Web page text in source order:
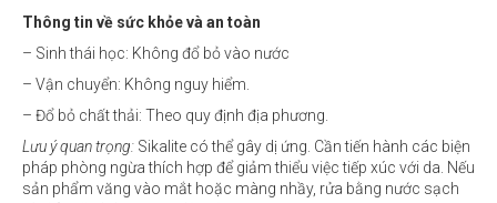
Thông tin về sức khỏe và an toàn
– Sinh thái học: Không đổ bỏ vào nước
– Vận chuyển: Không nguy hiểm.
– Đổ bỏ chất thải: Theo quy định địa phương.
Lưu ý quan trọng: Sikalite có thể gây dị ứng. Cần tiến hành các biện
pháp phòng ngừa thích hợp để giảm thiểu việc tiếp xúc với da. Nếu
sản phẩm văng vào mắt hoặc màng nhầy, rửa bằng nước sạch